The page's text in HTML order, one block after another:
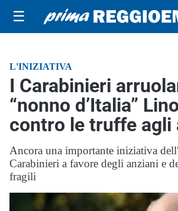
☰
L'INIZIATIVA
I Carabinieri
“nonno d’Italia”
contro le truffe agli
Ancora una importante iniziativa
Carabinieri a favore degli anziani e
fragili